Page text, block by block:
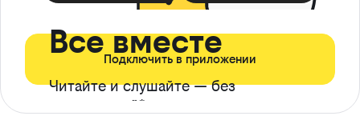
Все вместе
Читайте и слушайте — без
ограничений*
Подключить в приложении